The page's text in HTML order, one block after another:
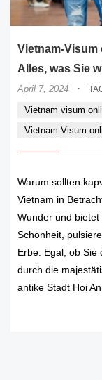
Vietnam-
Alles, was Sie
April 7, 2024 ·
Vietnam visum
Vietnam-Visum
Warum sollten
Vietnam in
Wunder und
Schönheit,
Erbe. Egal, ob Sie
durch die
antike Stadt Hoi